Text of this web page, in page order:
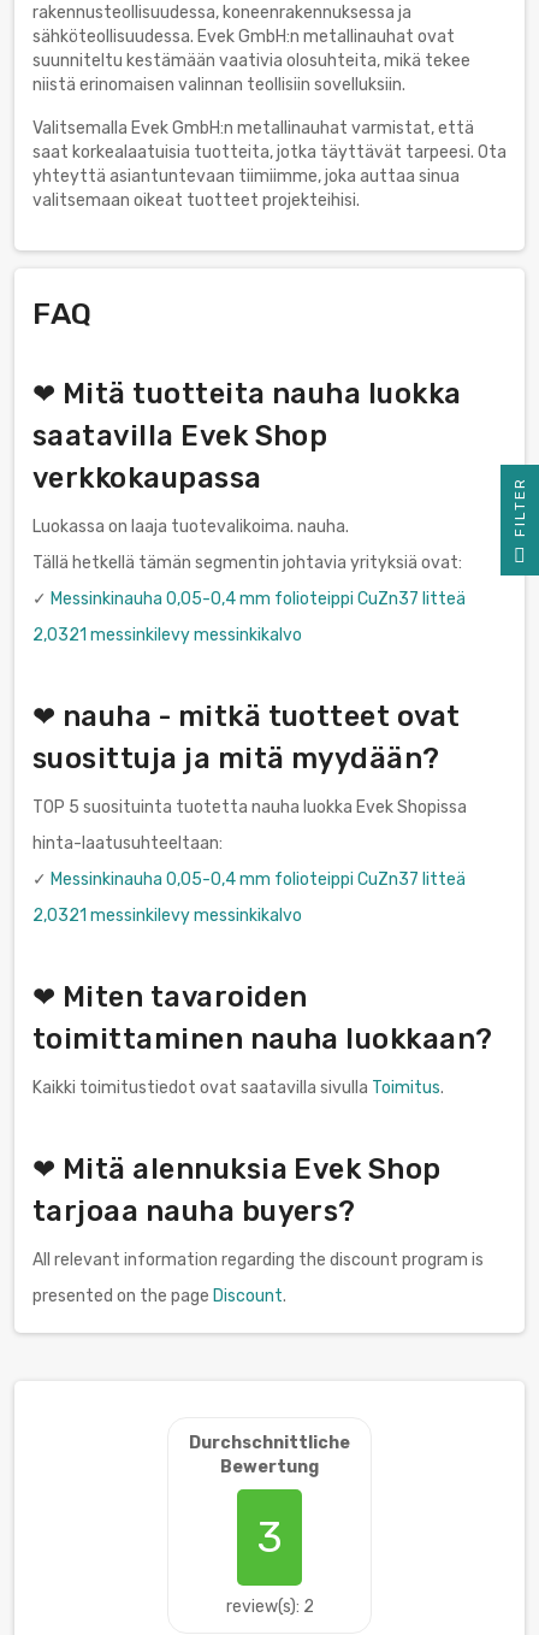
rakennusteollisuudessa, koneenrakennuksessa ja
sähköteollisuudessa. Evek GmbH:n metallinauhat ovat
suunniteltu kestämään vaativia olosuhteita, mikä tekee
niistä erinomaisen valinnan teollisiin sovelluksiin.
Valitsemalla Evek GmbH:n metallinauhat varmistat, että
saat korkealaatuisia tuotteita, jotka täyttävät tarpeesi. Ota
yhteyttä asiantuntevaan tiimiimme, joka auttaa sinua
valitsemaan oikeat tuotteet projekteihisi.
FAQ
❤ Mitä tuotteita nauha luokka
saatavilla Evek Shop
verkkokaupassa
Luokassa on laaja tuotevalikoima. nauha.
Tällä hetkellä tämän segmentin johtavia yrityksiä ovat:
✓ Messinkinauha 0,05-0,4 mm folioteippi CuZn37 litteä
2,0321 messinkilevy messinkikalvo
❤ nauha - mitkä tuotteet ovat
suosittuja ja mitä myydään?
TOP 5 suosituinta tuotetta nauha luokka Evek Shopissa
hinta-laatusuhteeltaan:
✓ Messinkinauha 0,05-0,4 mm folioteippi CuZn37 litteä
2,0321 messinkilevy messinkikalvo
❤ Miten tavaroiden
toimittaminen nauha luokkaan?
Kaikki toimitustiedot ovat saatavilla sivulla Toimitus.
❤ Mitä alennuksia Evek Shop
tarjoaa nauha buyers?
All relevant information regarding the discount program is
presented on the page Discount.
Durchschnittliche
Bewertung
3
review(s): 2
R